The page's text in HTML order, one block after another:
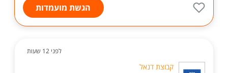
הגשת מועמדות
לפני 12 שעות
קבוצת דנאל